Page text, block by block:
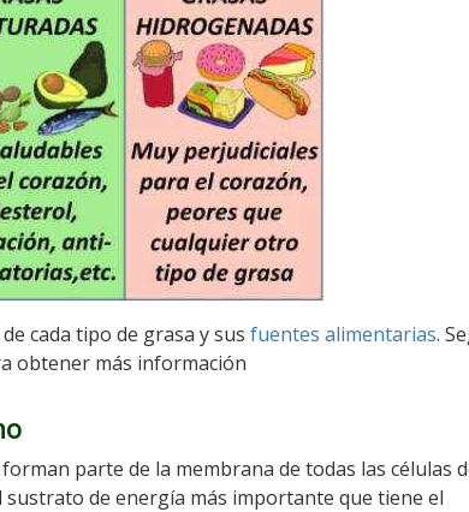
cada tipo de grasa y susfuentes alimentarias.
obtener más información
forman parte de la membrana de todas las células
de energía más importante que tiene el